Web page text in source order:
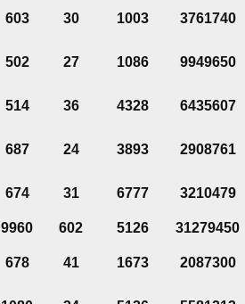
603 30 1003 3761740
502 27 1086 9949650
514 36 4328 6435607
687 24 3893 2908761
674 31 6777 3210479
9960 602 5126
31279450
678 41 1673 2087300